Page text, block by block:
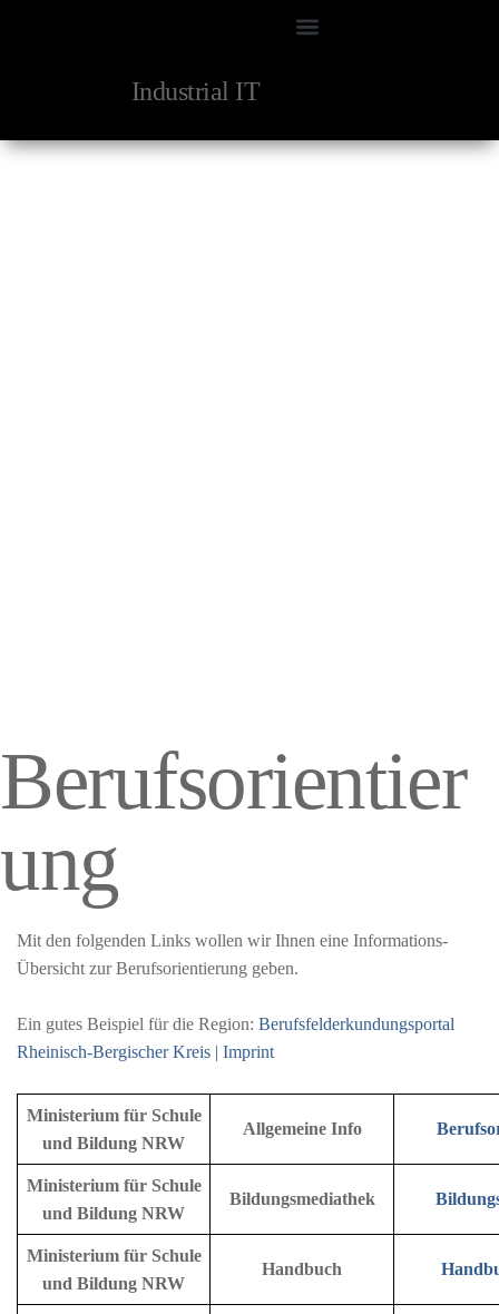
Industrial IT
Berufsorientier
ung
Mit den folgenden Links wollen wir Ihnen eine Informations-
Übersicht zur Berufsorientierung geben.
Ein gutes Beispiel für die Region: Berufsfelderkundungsportal
Rheinisch-Bergischer Kreis | Imprint
Ministerium für Schule
und Bildung NRW
Allgemeine Info
Ministerium für Schule
und Bildung NRW
Bildungsmediathek
Ministerium für Schule
und Bildung NRW
Handbuch